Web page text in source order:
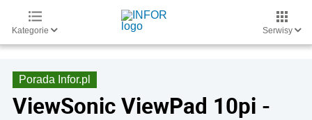
Kategorie Serwisy
Porada Infor.pl
ViewSonic ViewPad 10pi -